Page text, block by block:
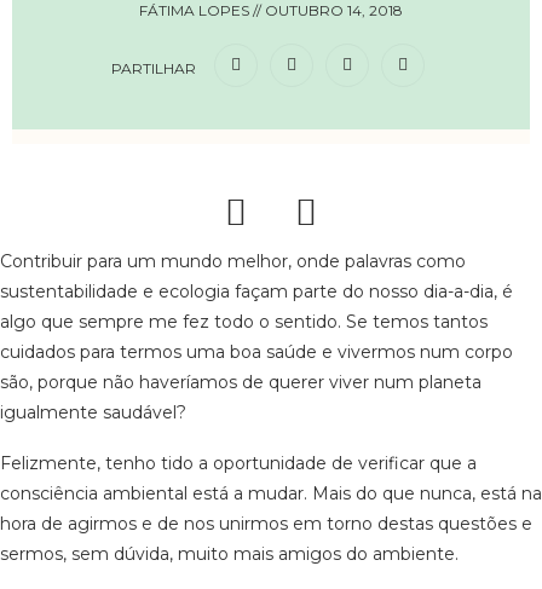
FÁTIMA LOPES // OUTUBRO 14, 2018
PARTILHAR
Contribuir para um mundo melhor, onde palavras como
sustentabilidade e ecologia façam parte do nosso dia-a-dia, é
algo que sempre me fez todo o sentido. Se temos tantos
cuidados para termos uma boa saúde e vivermos num corpo
são, porque não haveríamos de querer viver num planeta
igualmente saudável?
Felizmente, tenho tido a oportunidade de verificar que a
consciência ambiental está a mudar. Mais do que nunca, está na
hora de agirmos e de nos unirmos em torno destas questões e
sermos, sem dúvida, muito mais amigos do ambiente.